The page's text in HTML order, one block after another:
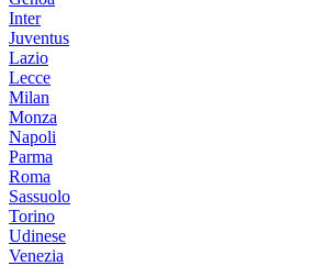
Inter
Juventus
Lazio
Lecce
Milan
Monza
Napoli
Parma
Roma
Sassuolo
Torino
Udinese
Venezia